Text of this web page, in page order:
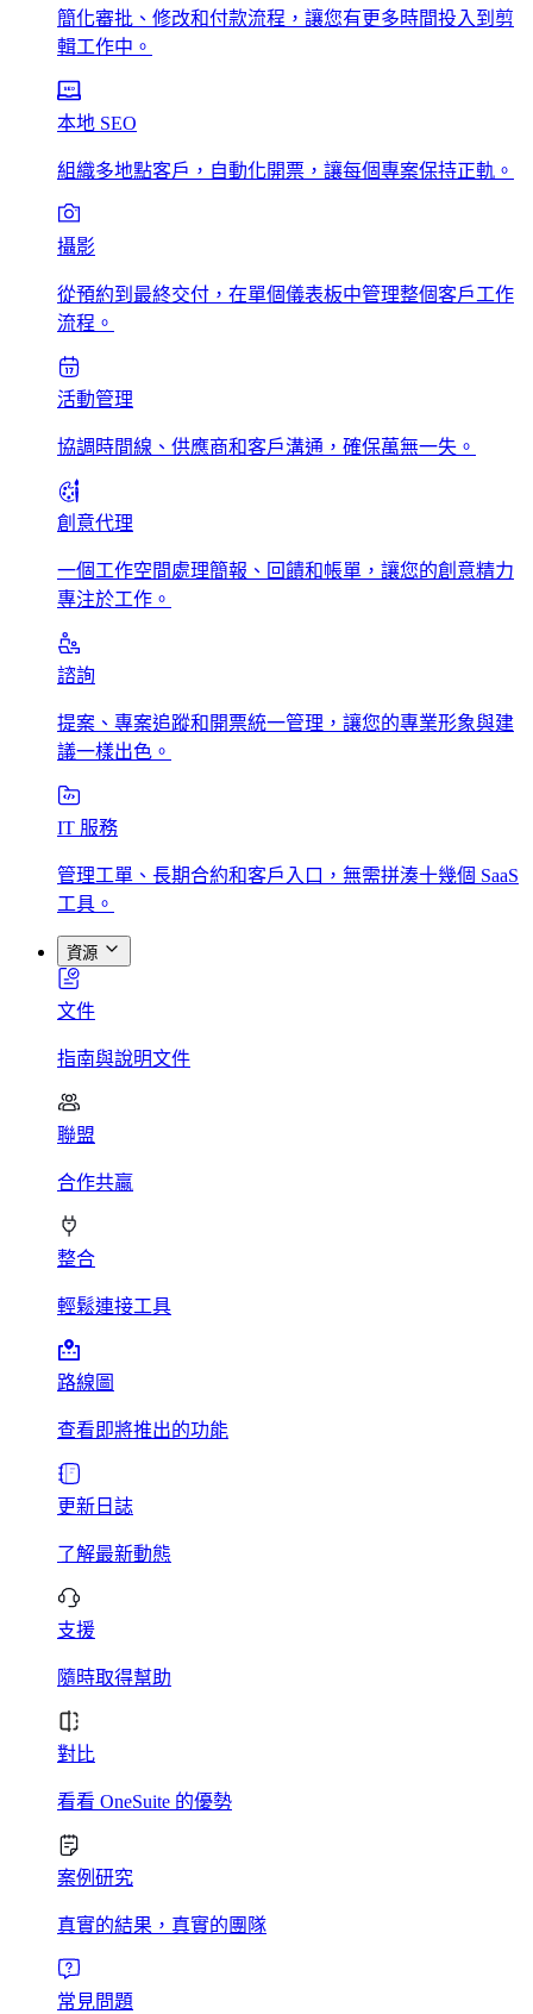
簡化審批、修改和付款流程，讓您有更多時間投入到剪
輯工作中。
本地 SEO
組織多地點客戶，自動化開票，讓每個專案保持正軌。
攝影
從預約到最終交付，在單個儀表板中管理整個客戶工作
流程。
活動管理
協調時間線、供應商和客戶溝通，確保萬無一失。
創意代理
一個工作空間處理簡報、回饋和帳單，讓您的創意精力
專注於工作。
諮詢
提案、專案追蹤和開票統一管理，讓您的專業形象與建
議一樣出色。
IT 服務
管理工單、長期合約和客戶入口，無需拼湊十幾個 SaaS
工具。
資源
文件
指南與說明文件
聯盟
合作共贏
整合
輕鬆連接工具
路線圖
查看即將推出的功能
更新日誌
了解最新動態
支援
隨時取得幫助
對比
看看 OneSuite 的優勢
案例研究
真實的結果，真實的團隊
常見問題